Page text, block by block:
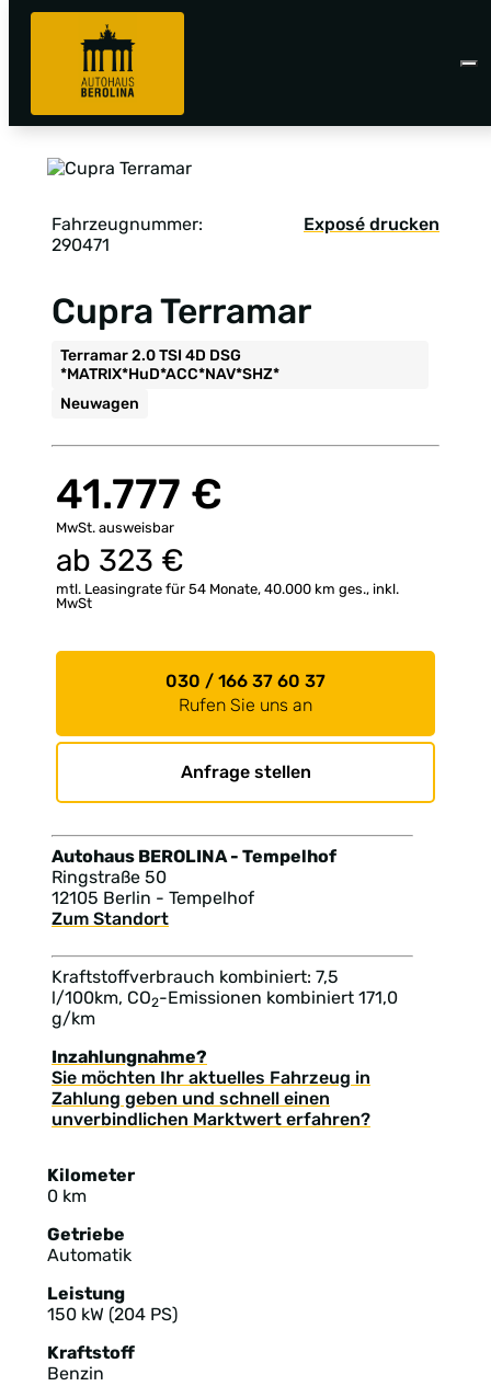
Fahrzeugnummer:
290471
Exposé drucken
Cupra Terramar
Terramar 2.0 TSI 4D DSG
*MATRIX*HuD*ACC*NAV*SHZ*
Neuwagen
41.777 €
MwSt. ausweisbar
ab 323 €
mtl. Leasingrate für 54 Monate, 40.000 km ges., inkl.
MwSt
030 / 166 37 60 37
Rufen Sie uns an
Anfrage stellen
Autohaus BEROLINA - Tempelhof
Ringstraße 50
12105 Berlin - Tempelhof
Zum Standort
Kraftstoffverbrauch kombiniert: 7,5
l/100km, CO2-Emissionen kombiniert 171,0
g/km
Inzahlungnahme?
Sie möchten Ihr aktuelles Fahrzeug in
Zahlung geben und schnell einen
unverbindlichen Marktwert erfahren?
Kilometer
0 km
Getriebe
Automatik
Leistung
150 kW (204 PS)
Kraftstoff
Benzin